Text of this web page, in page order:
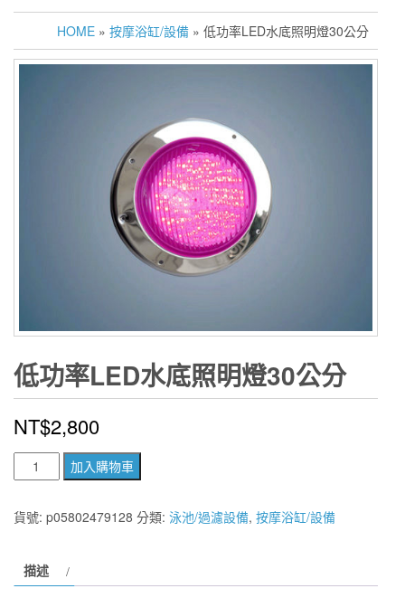
HOME » 按摩浴缸/設備 » 低功率LED水底照明燈30公分
低功率LED水底照明燈30公分
NT$2,800
功
率
LED
底
加入購物車
貨號: p05802479128 分類: 泳池/過濾設備, 按摩浴缸/設備
描述